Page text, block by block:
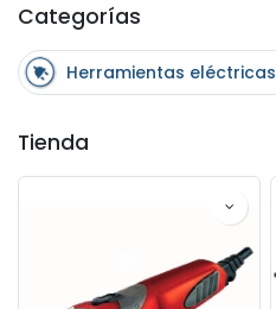
Categorías
Herramientas eléctricas
Tienda